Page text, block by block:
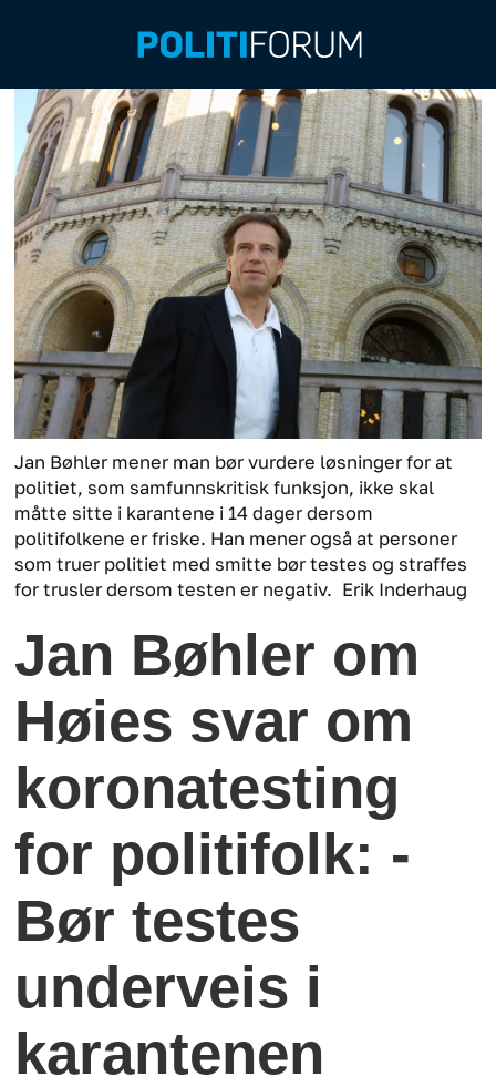
Jan Bøhler mener man bør vurdere løsninger for at
politiet, som samfunnskritisk funksjon, ikke skal
måtte sitte i karantene i 14 dager dersom
politifolkene er friske. Han mener også at personer
som truer politiet med smitte bør testes og straffes
for trusler dersom testen er negativ. Erik Inderhaug
Jan Bøhler om
Høies svar om
koronatesting
for politifolk: -
Bør testes
underveis i
karantenen